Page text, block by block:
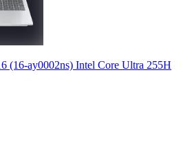
(16-ay0002ns) Intel Core Ultra 255H